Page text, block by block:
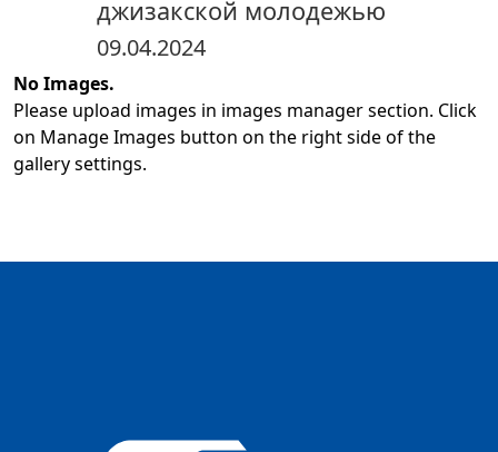
джизакской молодежью
09.04.2024
No Images.
Please upload images in images manager section. Click
on Manage Images button on the right side of the
gallery settings.